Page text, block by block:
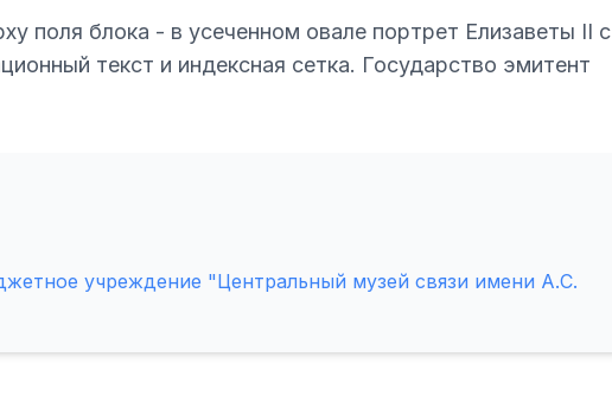
поля блока - в усеченном овале портрет Елизаветы II с
текст и индексная сетка. Государство эмитент
учреждение "Центральный музей связи имени А.С.